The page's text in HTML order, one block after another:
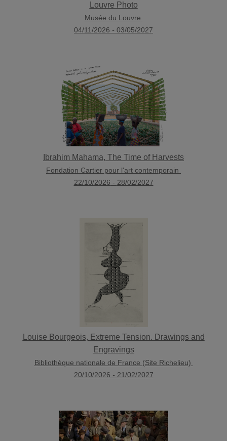
Louvre Photo
Musée du Louvre
04/11/2026 - 03/05/2027
Ibrahim Mahama, The Time of Harvests
Fondation Cartier pour l'art contemporain
22/10/2026 - 28/02/2027
Louise Bourgeois, Extreme Tension. Drawings and
Engravings
Bibliothèque nationale de France (Site Richelieu)
20/10/2026 - 21/02/2027